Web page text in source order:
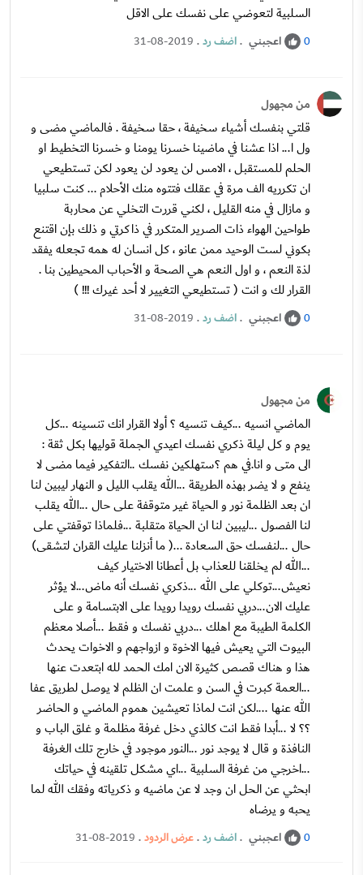
السلبية لتعوضي على نفسك على الاقل
0 اعجبني .اضف رد.
31-08-2019
من مجهول
قلتي بنفسك أشياء سخيفة ، حقا سخيفة . فالماضي مضى و
ول ا... اذا عشنا في ماضينا خسرنا يومنا و خسرنا التخطيط او
الحلم للمستقبل ، الامس لن يعود لن يعود لكن تستطيعي
ان تكرريه الف مرة في عقلك فتتوه منك الأحلام ... كنت سلبيا
و مازال في منه القليل ، لكني قررت التخلي عن محاربة
طواحين الهواء ذات الصرير المتكرر في ذاكرتي و ذلك بإن اقتنع
بكوني لست الوحيد ممن عانو ، كل انسان له همه تجعله يفقد
لذة النعم ، و اول النعم هي الصحة و الأحباب المحيطين بنا .
القرار لك و انت ( تستطيعي التغيير لا أحد غيرك !!! )
0 اعجبني .اضف رد.
31-08-2019
من مجهول
الماضي انسيه ...كيف تنسيه ؟ أولا القرار انك تنسينه ...كل
يوم و كل ليلة ذكري نفسك اعيدي الجملة قوليها بكل ثقة :
الى متى و انا.في هم ؟ستهلكين نفسك ..التفكير فيما مضى لا
ينفع و لا يضر بهذه الطريقة ...الله يقلب الليل و النهار ليبين لنا
ان بعد الظلمة نور و الحياة غير متوقفة على حال ...الله يقلب
لنا الفصول ...ليبين لنا ان الحياة متقلبة ...فلماذا توقفتي على
حال ...لنفسك حق السعادة ...( ما أنزلنا عليك القران لتشقى)
...الله لم يخلقنا للعذاب بل أعطانا الاختيار كيف
نعيش...توكلي على الله ...ذكري نفسك أنه ماض...لا يؤثر
عليك الان...دربي نفسك رويدا رويدا على الابتسامة و على
الكلمة الطيبة مع اهلك ...دربي نفسك و فقط ...أصلا معظم
البيوت التي يعيش فيها الاخوة و ازواجهم و الاخوات يحدث
هذا و هناك قصص كثيرة الان امك الحمد لله ابتعدت عنها
...العمة كبرت في السن و علمت ان الظلم لا يوصل لطريق عفا
الله عنها ....لكن انت لماذا تعيشين هموم الماضي و الحاضر
؟؟ لا ...أبدا فقط انت كالذي دخل غرفة مظلمة و غلق الباب و
النافذة و قال لا يوجد نور ...النور موجود في خارج تلك الغرفة
...اخرجي من غرفة السلبية ...اي مشكل تلقينه في حياتك
ابحثي عن الحل ان وجد لا عن ماضيه و ذكرياته وفقك الله لما
يحبه و يرضاه
0 اعجبني .اضف رد.عرض الردود.
31-08-2019